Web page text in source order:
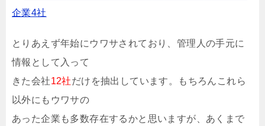
企業4社
とりあえず年始にウワサされており、管理人の手元に
情報として入って
きた会社12社だけを抽出しています。もちろんこれら
以外にもウワサの
あった企業も多数存在するかと思いますが、あくまで